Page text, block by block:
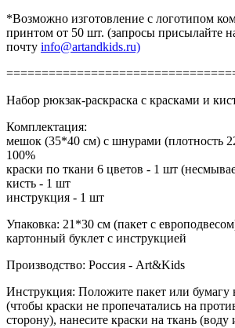
*Возможно изготовление с логотипом
принтом от 50 шт. (запросы присылайте
почту info@artandkids.ru)
Набор рюкзак-раскраска с красками и
Комплектация:
мешок (35*40 см) с шнурами (плотность
100%
краски по ткани 6 цветов - 1 шт
кисть - 1 шт
инструкция - 1 шт
Упаковка: 21*30 см (пакет с
картонный буклет с инструкцией
Производство: Россия - Art&Kids
Инструкция: Положите пакет или бумагу
(чтобы краски не пропечатались на
сторону), нанесите краски на ткань (воду